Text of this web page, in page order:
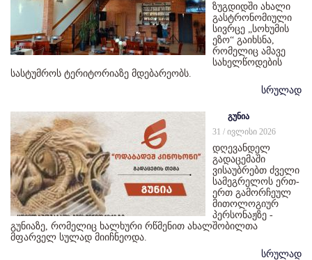
ზუგდიდში ახალი
გასტრონომიული
სივრცე „სოხუმის
ეზო“ გაიხსნა,
რომელიც ამავე
სახელწოდების
სასტუმროს ტერიტორიაზე მდებარეობს.
სრულად
გუნია
31 / ივლისი 2026
დღევანდელ
გადაცემაში
ვისაუბრებთ ძველი
სამეგრელოს ერთ-
ერთ გამორჩეულ
მითოლოგიურ
პერსონაჟზე -
გუნიაზე, რომელიც ხალხური რწმენით ახალშობილთა
მფარველ სულად მიიჩნეოდა.
სრულად